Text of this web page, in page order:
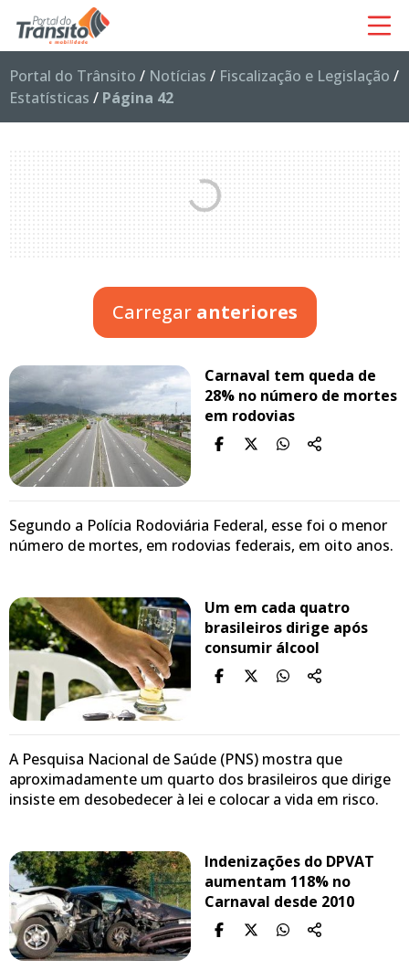
Portal do Trânsito / Notícias / Fiscalização e Legislação /
Estatísticas / Página 42
Carregar anteriores
Carnaval tem queda de
28% no número de mortes
em rodovias
Segundo a Polícia Rodoviária Federal, esse foi o menor
número de mortes, em rodovias federais, em oito anos.
Um em cada quatro
brasileiros dirige após
consumir álcool
A Pesquisa Nacional de Saúde (PNS) mostra que
aproximadamente um quarto dos brasileiros que dirige
insiste em desobedecer à lei e colocar a vida em risco.
Indenizações do DPVAT
aumentam 118% no
Carnaval desde 2010